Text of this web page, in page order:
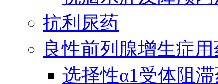
抗利尿药
良性前列腺增生症
选择性α1受体阻